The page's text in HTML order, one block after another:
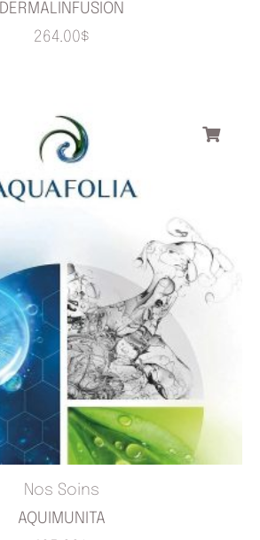
DERMALINFUSION
264.00$
Nos Soins
AQUIMUNITA